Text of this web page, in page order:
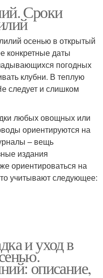
Сроки
осенью в открытый
конкретные даты
погодных
клубни. В теплую
следует и слишком
любых овощных или
ориентируются на
– вещь
издания
ориентироваться на
учитывают следующее:
и уход в
описание,